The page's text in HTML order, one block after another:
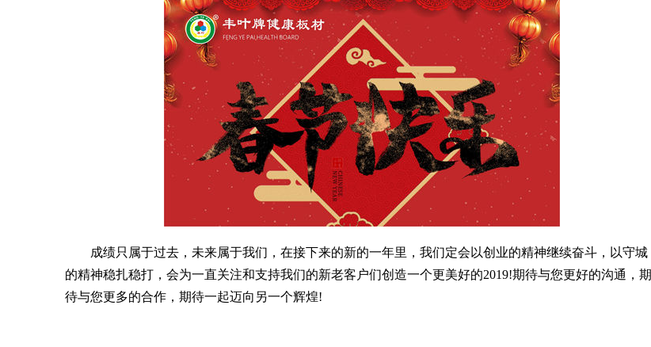
成绩只属于过去，未来属于我们，在接下来的新的一年里，我们定会以创业的精神继续奋斗，以守城
的精神稳扎稳打，会为一直关注和支持我们的新老客户们创造一个更美好的2019!期待与您更好的沟通，期
待与您更多的合作，期待一起迈向另一个辉煌!